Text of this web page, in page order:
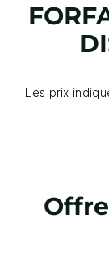
Les prix